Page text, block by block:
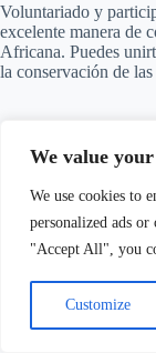
We value
We use cookies to
personalized ads
"Accept All", you
Customize
Voluntariado y
excelente manera de
Africana. Puedes
la conservación de